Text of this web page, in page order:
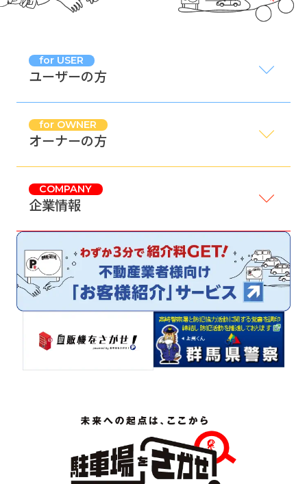
for USER
ユーザーの方
for OWNER
オーナーの方
COMPANY
企業情報
サイトマップ
プライバシーポリシー